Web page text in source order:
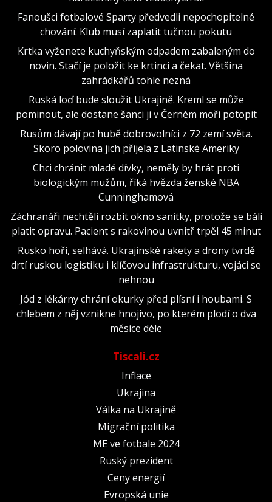
Fanoušci fotbalové Sparty předvedli nepochopitelné
chování. Klub musí zaplatit tučnou pokutu
Krtka vyženete kuchyňským odpadem zabaleným do
novin. Stačí je položit ke krtinci a čekat. Většina
zahrádkářů tohle nezná
Ruská loď bude sloužit Ukrajině. Kreml se může
pominout, ale dostane šanci ji v Černém moři potopit
Rusům dávají po hubě dobrovolníci z 72 zemí světa.
Skoro polovina jich přijela z Latinské Ameriky
Chci chránit mladé dívky, neměly by hrát proti
biologickým mužům, říká hvězda ženské NBA
Cunninghamová
Záchranáři nechtěli rozbít okno sanitky, protože se báli
platit opravu. Pacient s rakovinou uvnitř trpěl 45 minut
Rusko hoří, selhává. Ukrajinské rakety a drony tvrdě
drtí ruskou logistiku i klíčovou infrastrukturu, vojáci se
nehnou
Jód z lékárny chrání okurky před plísní i houbami. S
chlebem z něj vznikne hnojivo, po kterém plodí o dva
měsíce déle
Tiscali.cz
Inflace
Ukrajina
Válka na Ukrajině
Migrační politika
ME ve fotbale 2024
Ruský prezident
Ceny energií
Evropská unie